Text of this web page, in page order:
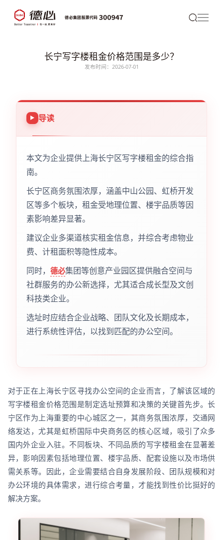
长宁写字楼租金价格范围是多少？
发布时间：2026-07-01
导读
本文为企业提供上海长宁区写字楼租金的综合指
南。
长宁区商务氛围浓厚，涵盖中山公园、虹桥开发
区等多个板块，租金受地理位置、楼宇品质等因
素影响差异显著。
建议企业多渠道核实租金信息，并综合考虑物业
费、计租面积等隐性成本。
同时， 德必集团等创意产业园区提供融合空间与
社群服务的办公新选择，尤其适合成长型及文创
科技类企业。
选址时应结合企业战略、团队文化及长期成本，
进行系统性评估，以找到匹配的办公空间。
对于正在上海长宁区寻找办公空间的企业而言，了解该区域的
写字楼租金价格范围是制定选址预算和决策的关键首先步。长
宁区作为上海重要的中心城区之一，其商务氛围浓厚，交通网
络发达，尤其是虹桥国际中央商务区的核心区域，吸引了众多
国内外企业入驻。不同板块、不同品质的写字楼租金在显著差
异，影响因素包括地理位置、楼宇品质、配套设施以及市场供
需关系等。因此，企业需要结合自身发展阶段、团队规模和对
办公环境的具体需求，进行综合考量，才能找到性价比挺好的
解决方案。